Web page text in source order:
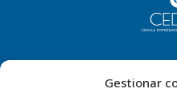
Gestionar